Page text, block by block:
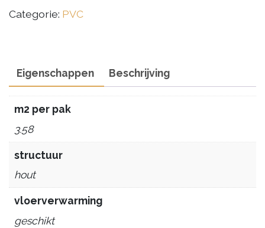
Categorie: PVC
Eigenschappen Beschrijving
m2 per pak
3.58
structuur
hout
vloerverwarming
geschikt